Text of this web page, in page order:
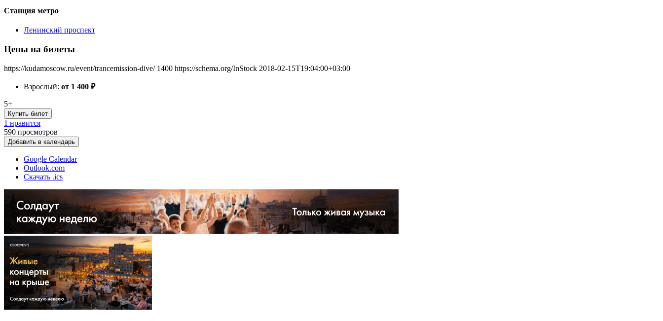
Станция метро
Ленинский проспект
Цены на билеты
https://kudamoscow.ru/event/trancemission-dive/ 1400 https://schema.org/InStock 2018-02-15T19:04:00+03:00
Взрослый: от 1 400 ₽
5+
Купить билет
1 нравится
590 просмотров
Добавить в календарь
Google Calendar
Outlook.com
Скачать .ics